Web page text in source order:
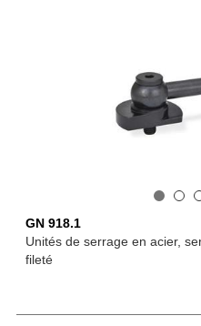
GN 918.1
Unités de serrage en acier,
fileté